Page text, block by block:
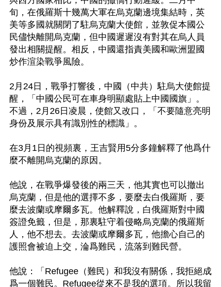
旬，在俄羅斯十幾萬大軍在烏克蘭邊境集結時，英
美等多國就關閉了駐烏克蘭大使館，並敦促本國公
民儘快離開烏克蘭，但中國遲遲沒有對其在烏人員
發出相關提醒。相反，中國還指責美國和歐洲盟國
炒作渲染戰爭風險。
2月24日，戰爭打響後，中國（中共）駐烏大使館提
醒，「中國公民可在車身明顯處貼上中國國旗」。
不過，2月26日凌晨，使館又改口，「不要隨意亮明
身份及展示具有識別性的標識」。
在3月1日的視頻裏，王吉賢用5分多鐘解釋了他爲什
麼不離開烏克蘭的原因。
他說，在戰爭爆發後的兩三天，他其實也可以撤出
烏克蘭，但是他的選擇不多，要麼去白俄羅斯，要
麼去波蘭或摩爾多瓦。他解釋說，白俄羅斯對中國
簽證免籤，但是，那裏駐守着侵略烏克蘭的俄羅斯
人，他不想去。去波蘭或摩爾多瓦，他擔心自己的
護照會被迫上交，淪爲難民，流落到難民營。
他說：「Refugee（難民）和我沒有關係，我拒絕成
爲一個難民。Refugee從來不是我的選項。所以我留